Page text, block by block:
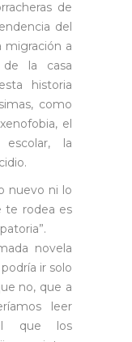
de
del
migración a
de la casa
historia
como
el
la
nuevo ni lo
te rodea es
novela
ir solo
no, que a
leer
que los